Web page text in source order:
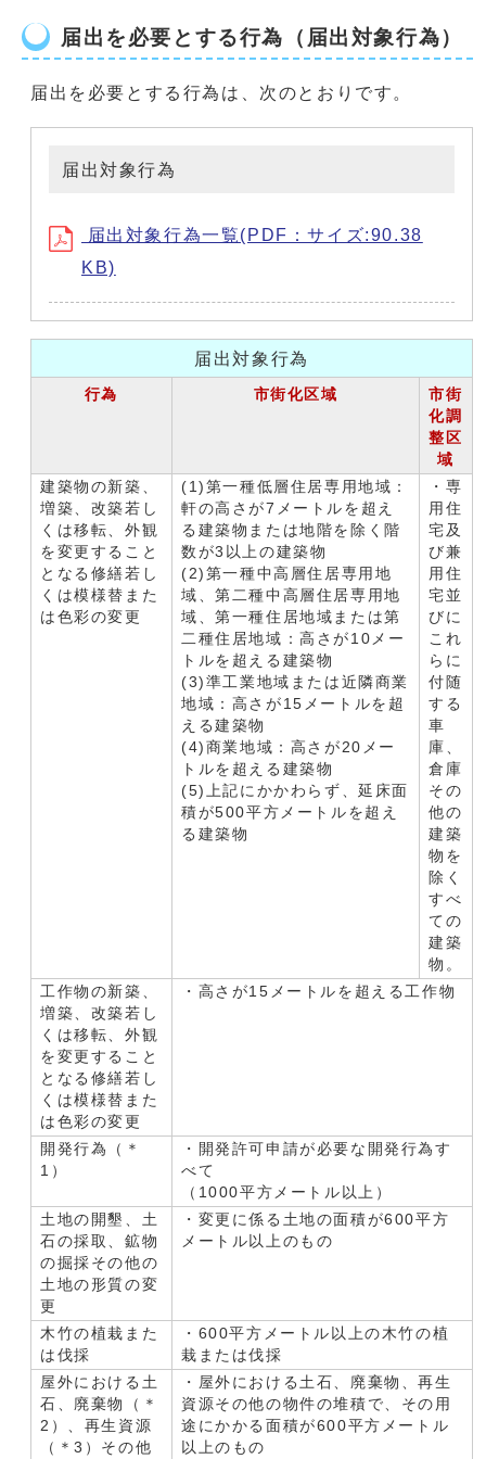
届出を必要とする行為（届出対象行為）
届出を必要とする行為は、次のとおりです。
届出対象行為
届出対象行為一覧(PDF：サイズ:90.38
KB)
届出対象行為
行為 市街化区域
市街
化調
整区
域
建築物の新築、
増築、改築若し
くは移転、外観
を変更すること
となる修繕若し
くは模様替また
は色彩の変更
(1)第一種低層住居専用地域：
軒の高さが7メートルを超え
る建築物または地階を除く階
数が3以上の建築物
(2)第一種中高層住居専用地
域、第二種中高層住居専用地
域、第一種住居地域または第
二種住居地域：高さが10メー
トルを超える建築物
(3)準工業地域または近隣商業
地域：高さが15メートルを超
える建築物
(4)商業地域：高さが20メー
トルを超える建築物
(5)上記にかかわらず、延床面
積が500平方メートルを超え
る建築物
・専
用住
宅及
び兼
用住
宅並
びに
これ
らに
付随
する
車
庫、
倉庫
その
他の
建築
物を
除く
すべ
ての
建築
物。
工作物の新築、
増築、改築若し
くは移転、外観
を変更すること
となる修繕若し
くは模様替また
は色彩の変更
・高さが15メートルを超える工作物
開発行為（＊
1）
・開発許可申請が必要な開発行為す
べて
（1000平方メートル以上）
土地の開墾、土
石の採取、鉱物
の掘採その他の
土地の形質の変
更
・変更に係る土地の面積が600平方
メートル以上のもの
木竹の植栽また
は伐採
・600平方メートル以上の木竹の植
栽または伐採
屋外における土
石、廃棄物（＊
2）、再生資源
（＊3）その他
・屋外における土石、廃棄物、再生
資源その他の物件の堆積で、その用
途にかかる面積が600平方メートル
以上のもの